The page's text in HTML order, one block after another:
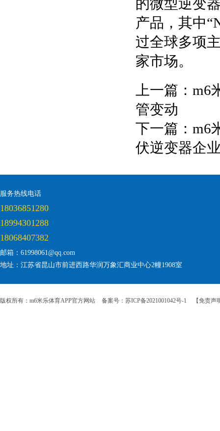
的微型逆变
产品，其中
过全球多项
家市场。
上一篇： m6
管变动
下一篇： m6
伏逆变器企
服务热线电话
18036851280
18994301288
18068407382
邮箱：61998061@qq.com
地址：江苏省昆山市前进西路华润万象汇商业中心2幢1908室
版权所有：m6米乐体育APP官方网站 备案号：苏ICP备2021001042号-1 【免责声